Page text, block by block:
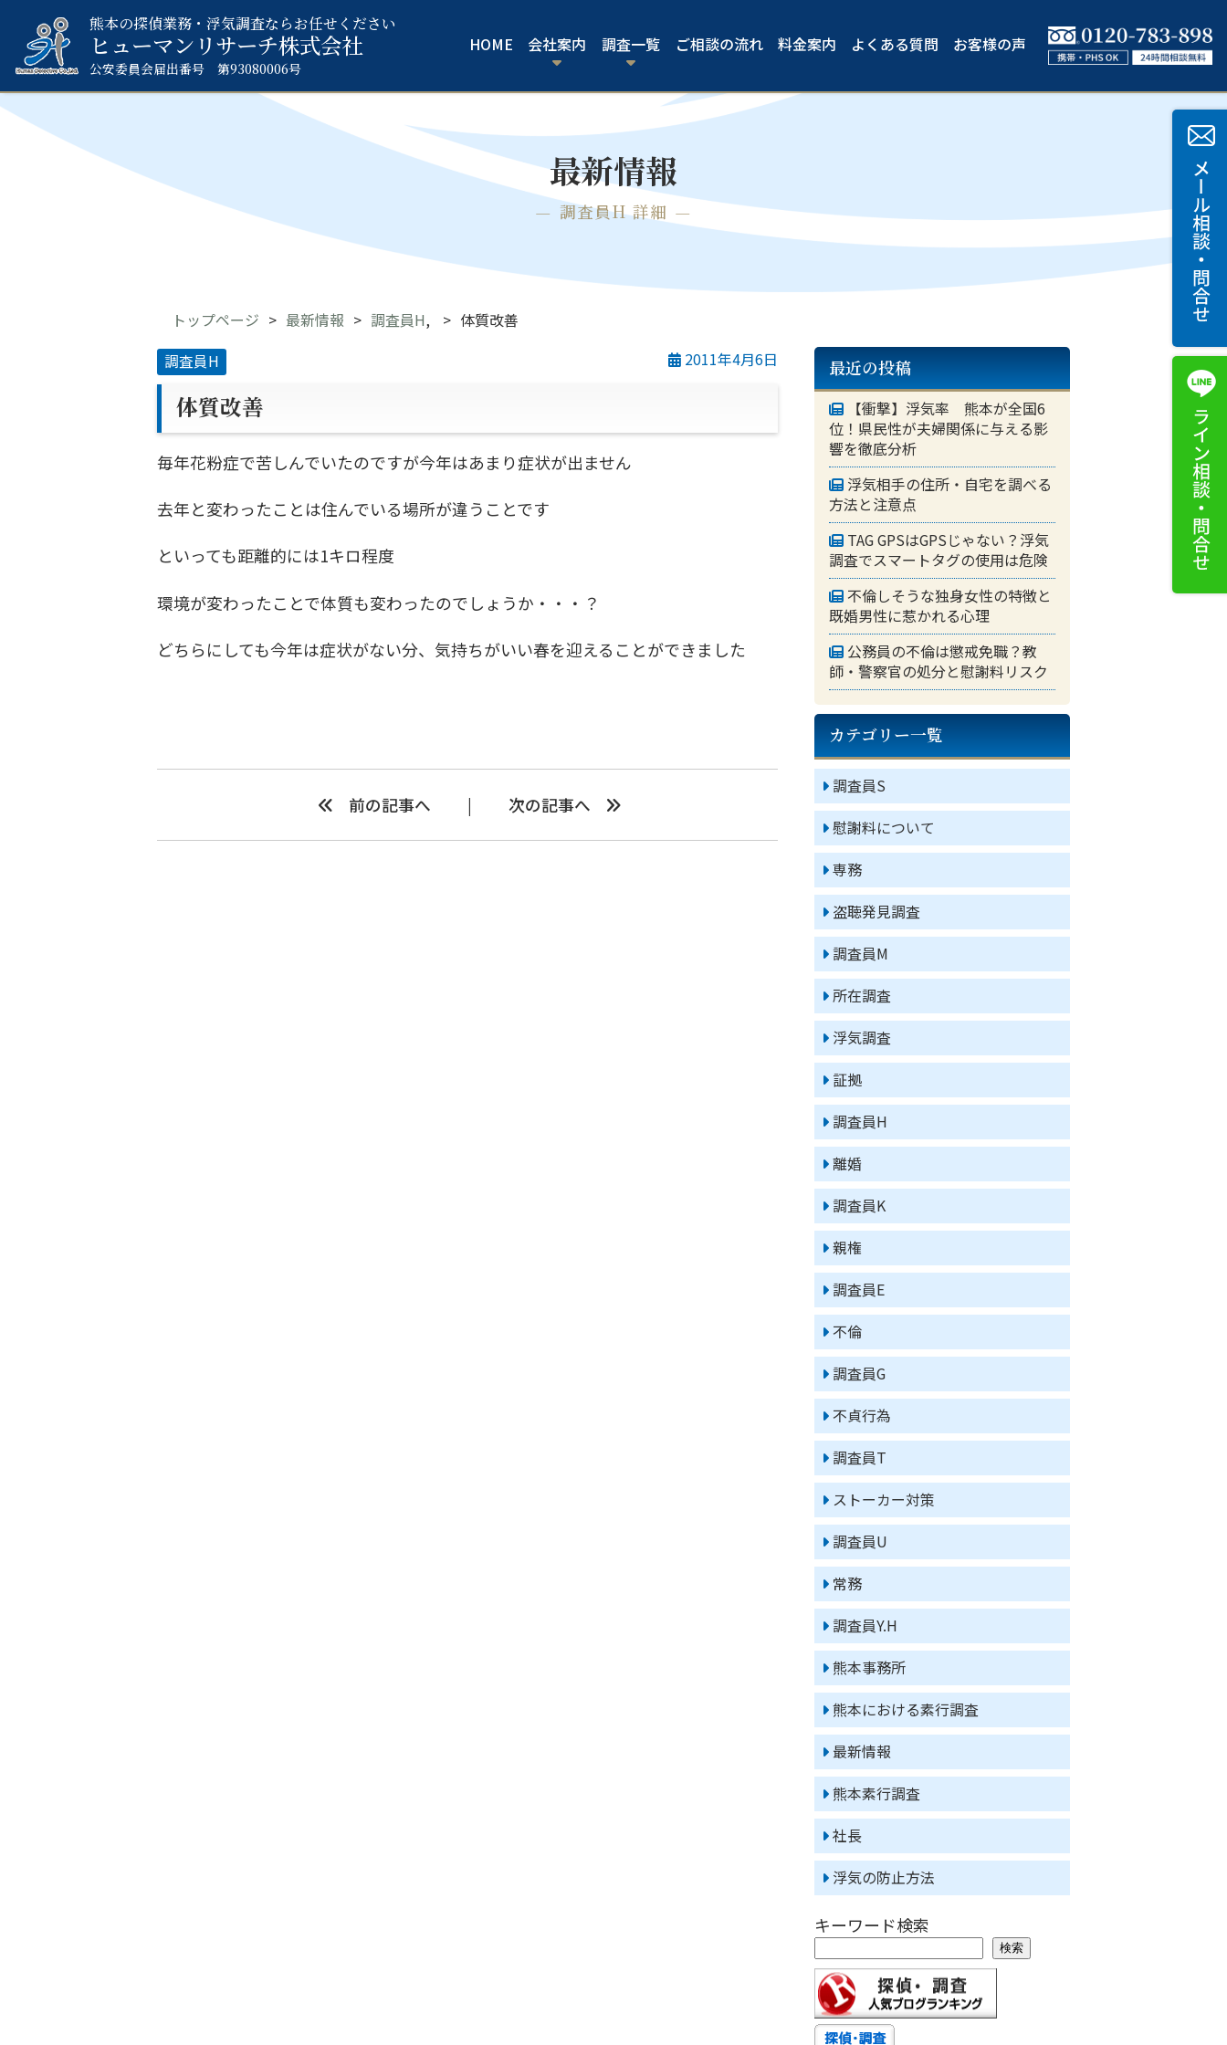
熊本の探偵業務・浮気調査ならお任せください
ヒューマンリサーチ株式会社
公安委員会届出番号 第93080006号
HOME 会社案内 調査一覧 ご相談の流れ 料金案内 よくある質問 お客様の声
最新情報
調査員H 詳細
トップページ 最新情報 調査員H, 体質改善
調査員H 2011年4月6日
体質改善
毎年花粉症で苦しんでいたのですが今年はあまり症状が出ません
去年と変わったことは住んでいる場所が違うことです
といっても距離的には1キロ程度
環境が変わったことで体質も変わったのでしょうか・・・？
どちらにしても今年は症状がない分、気持ちがいい春を迎えることができました
前の記事へ 次の記事へ
最近の投稿
【衝撃】浮気率 熊本が全国6
位！県民性が夫婦関係に与える影
響を徹底分析
浮気相手の住所・自宅を調べる
方法と注意点
TAG GPSはGPSじゃない？浮気
調査でスマートタグの使用は危険
不倫しそうな独身女性の特徴と
既婚男性に惹かれる心理
公務員の不倫は懲戒免職？教
師・警察官の処分と慰謝料リスク
カテゴリー一覧
調査員S
慰謝料について
専務
盗聴発見調査
調査員M
所在調査
浮気調査
証拠
調査員H
離婚
調査員K
親権
調査員E
不倫
調査員G
不貞行為
調査員T
ストーカー対策
調査員U
常務
調査員Y.H
熊本事務所
熊本における素行調査
最新情報
熊本素行調査
社長
浮気の防止方法
キーワード検索
検索